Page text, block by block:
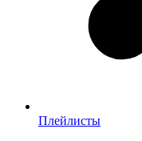
Плейлисты